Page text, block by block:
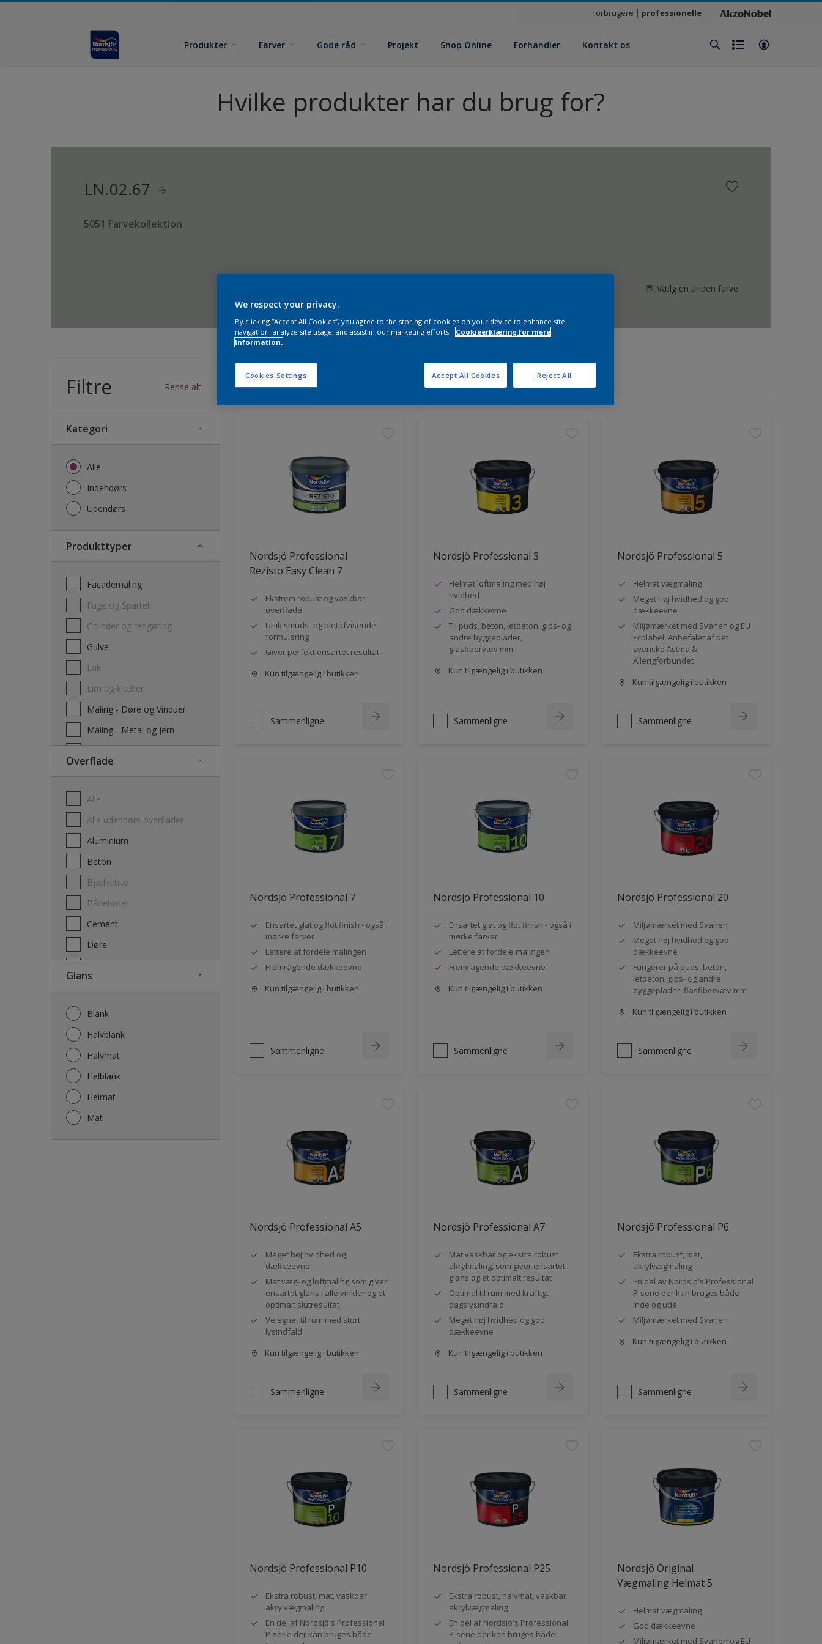
forbrugere professionelle
Produkter Farver Gode råd Projekt Shop Online Forhandler Kontakt os
Hvilke produkter har du brug for?
LN.02.67
5051 Farvekollektion
Vælg en anden farve
Filtre Rense alt
Kategori
Alle
Indendørs
Udendørs
Produkttyper
Facademaling
Fuge og Spartel
Grunder og rengøring
Gulve
Lak
Lim og klæber
Maling - Døre og Vinduer
Maling - Metal og Jern
Overflade
Alle
Alle udendørs overflader
Aluminium
Beton
Bjælketræ
Bådebroer
Cement
Døre
Glans
Blank
Halvblank
Halvmat
Helblank
Helmat
Mat
33produkter fundet
Nordsjö Professional
Rezisto Easy Clean 7
Ekstrem robust og vaskbar
overflade
Unik smuds- og pletafvisende
formulering
Giver perfekt ensartet resultat
Kun tilgængelig i butikken
Sammenligne
Nordsjö Professional 3
Helmat loftmaling med høj
hvidhed
God dækkevne
Til puds, beton, letbeton, gips- og
andre byggeplader,
glasfibervæv mm.
Kun tilgængelig i butikken
Sammenligne
Nordsjö Professional 5
Helmat vægmaling
Meget høj hvidhed og god
dækkeevne
Miljømærket med Svanen og EU
Ecolabel. Anbefalet af det
svenske Astma &
Allerigförbundet
Kun tilgængelig i butikken
Sammenligne
Nordsjö Professional 7
Ensartet glat og flot finish - også i
mørke farver
Lettere at fordele malingen
Fremragende dækkeevne
Kun tilgængelig i butikken
Sammenligne
Nordsjö Professional 10
Ensartet glat og flot finish - også i
mørke farver
Lettere at fordele malingen
Fremragende dækkeevne
Kun tilgængelig i butikken
Sammenligne
Nordsjö Professional 20
Miljømærket med Svanen
Meget høj hvidhed og god
dækkeevne
Fungerer på puds, beton,
letbeton, gips- og andre
byggeplader, flasfibervæv mm
Kun tilgængelig i butikken
Sammenligne
Nordsjö Professional A5
Meget høj hvidhed og
dækkeevne
Mat væg- og loftmaling som giver
ensartet glans i alle vinkler og et
optimalt slutresultat
Velegnet til rum med stort
lysindfald
Kun tilgængelig i butikken
Sammenligne
Nordsjö Professional A7
Mat vaskbar og ekstra robust
akrylmaling, som giver ensartet
glans og et optimalt resultat
Optimal til rum med kraftigt
dagslysindfald
Meget høj hvidhed og god
dækkeevne
Kun tilgængelig i butikken
Sammenligne
Nordsjö Professional P6
Ekstra robust, mat,
akrylvægmaling
En del av Nordsjö's Professional
P-serie der kan bruges både
inde og ude
Miljømærket med Svanen
Kun tilgængelig i butikken
Sammenligne
Nordsjö Professional P10
Ekstra robust, mat, vaskbar
akrylvægmaling
En del af Nordsjö's Professional
P-serie der kan bruges både
Nordsjö Professional P25
Ekstra robust, halvmat, vaskbar
akrylvægmaling
En del af Nordsjö's Professional
P-serie der kan bruges både
Nordsjö Original
Vægmaling Helmat 5
Helmat vægmaling
God dækkeevne
Miljømærket med Svanen og EU
We respect your privacy.
By clicking “Accept All Cookies”, you agree to the storing of cookies on your device to enhance site
navigation, analyze site usage, and assist in our marketing efforts.
Cookieerklæring for mere
information.
Cookies Settings Reject All
Accept All Cookies